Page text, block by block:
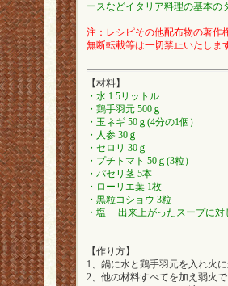
ースなどイタリア料理の基本の
注：レシピその他配布物の著作
無断転載等は一切禁止いたしま
【材料】
・水 1.5リットル
・鶏手羽元 500ｇ
・玉ネギ 50ｇ(4分の1個）
・人参 30ｇ
・セロリ 30ｇ
・プチトマト 50ｇ(3粒）
・パセリ茎 5本
・ローリエ葉 1枚
・黒粒コショウ 3粒
・塩 出来上がったスープに対
【作り方】
1、鍋に水と鶏手羽元を入れ火
2、他の材料すべてを加え弱火